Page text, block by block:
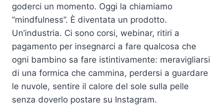
goderci un momento. Oggi la chiamiamo
“mindfulness”. È diventata un prodotto.
Un’industria. Ci sono corsi, webinar, ritiri a
pagamento per insegnarci a fare qualcosa che
ogni bambino sa fare istintivamente: meravigliarsi
di una formica che cammina, perdersi a guardare
le nuvole, sentire il calore del sole sulla pelle
senza doverlo postare su Instagram.